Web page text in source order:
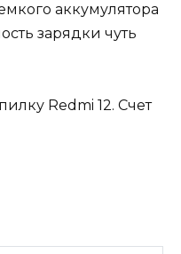
аккумулятора
зарядки чуть
Redmi 12. Счет